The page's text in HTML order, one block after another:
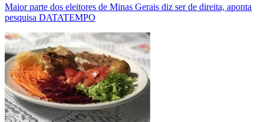
Maior parte dos eleitores de Minas Gerais diz ser de direita, aponta
pesquisa DATATEMPO